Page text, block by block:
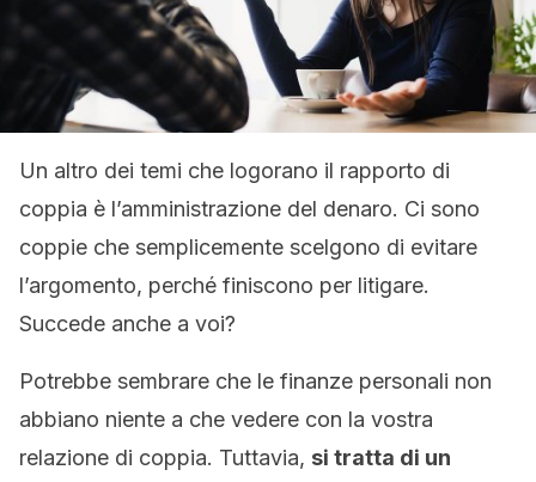
Un altro dei temi che logorano il rapporto di
coppia è l’amministrazione del denaro. Ci sono
coppie che semplicemente scelgono di evitare
l’argomento, perché finiscono per litigare.
Succede anche a voi?
Potrebbe sembrare che le finanze personali non
abbiano niente a che vedere con la vostra
relazione di coppia. Tuttavia, si tratta di un